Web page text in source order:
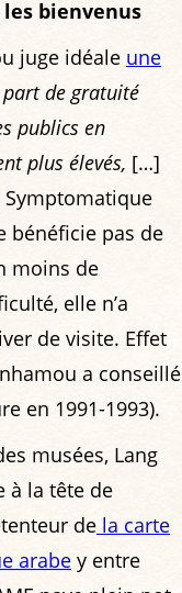
les bienvenus
juge idéale une
part de gratuité
publics en
plus élevés, […]
Symptomatique
bénéficie pas de
moins de
elle n’a
de visite. Effet
a conseillé
en 1991-1993).
musées, Lang
à la tête de
de la carte
arabe y entre